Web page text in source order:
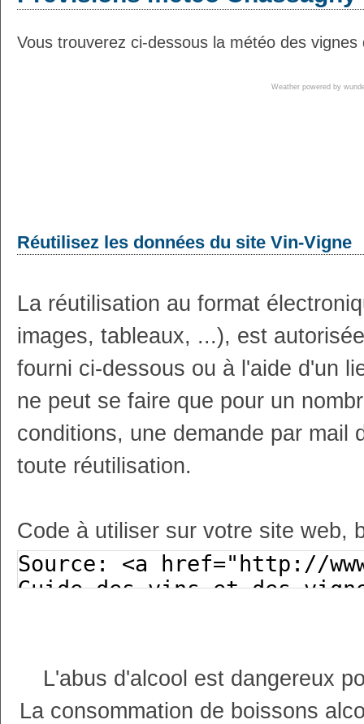
Vous trouverez ci-dessous la météo des
Weather powered by
Réutilisez les données du site Vin-Vigne
La réutilisation au format
images, tableaux, ...), est
fourni ci-dessous ou à l'aide d'un
ne peut se faire que pour un
conditions, une demande par mail
toute réutilisation.
Code à utiliser sur votre site web,
L'abus d'alcool est dangereux
La consommation de boissons